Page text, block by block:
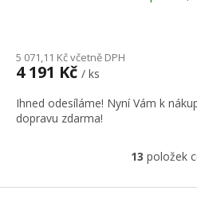
5 071,11 Kč včetně DPH
4 191 Kč / ks
Ihned odesíláme! Nyní Vám k
dopravu zdarma!
O
l
13 položek
Z